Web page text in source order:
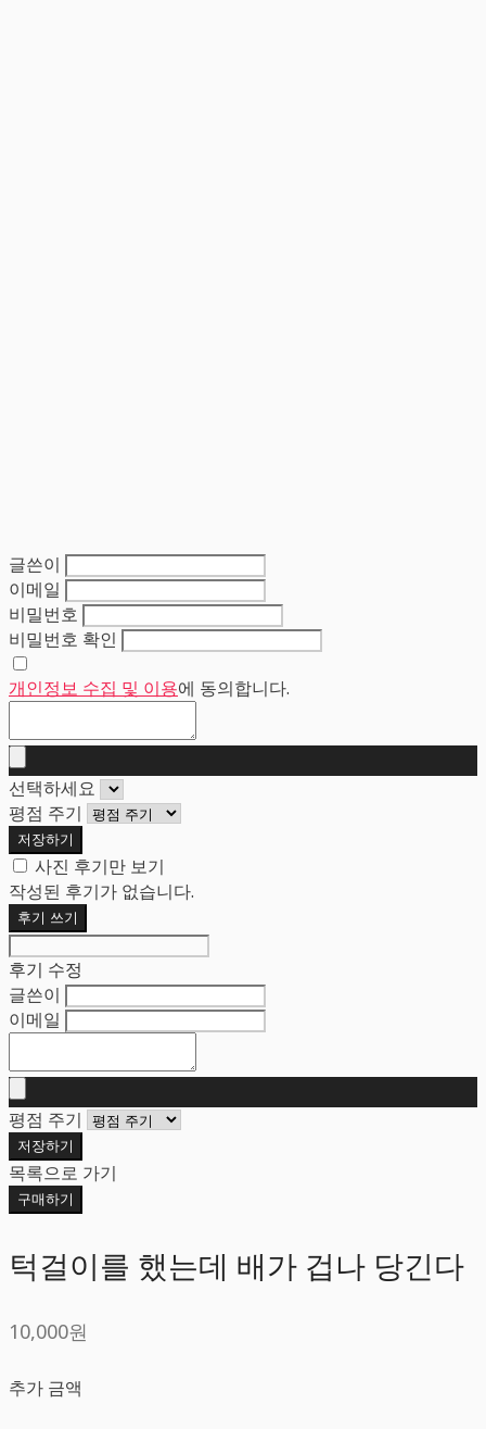
글쓴이
이메일
비밀번호
비밀번호 확인
개인정보 수집 및 이용에 동의합니다.
선택하세요
평점 주기
저장하기
사진 후기만 보기
작성된 후기가 없습니다.
후기 쓰기
후기 수정
글쓴이
이메일
평점 주기
저장하기
목록으로 가기
구매하기
턱걸이를 했는데 배가 겁나 당긴다
10,000원
추가 금액